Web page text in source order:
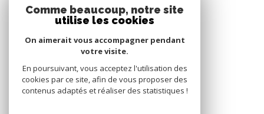
Nous suivre
Comme beaucoup, notre site
utilise les cookies
On aimerait vous accompagner pendant
votre visite.
En poursuivant, vous acceptez l'utilisation des
cookies par ce site, afin de vous proposer des
contenus adaptés et réaliser des statistiques !